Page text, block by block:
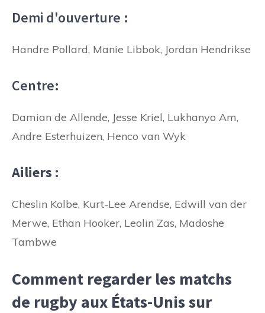
Demi d'ouverture :
Handre Pollard, Manie Libbok, Jordan Hendrikse
Centre:
Damian de Allende, Jesse Kriel, Lukhanyo Am,
Andre Esterhuizen, Henco van Wyk
Ailiers :
Cheslin Kolbe, Kurt-Lee Arendse, Edwill van der
Merwe, Ethan Hooker, Leolin Zas, Madoshe
Tambwe
Comment regarder les matchs
de rugby aux États-Unis sur